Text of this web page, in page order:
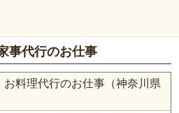
事代行のお仕事
料理代行のお仕事（神奈川県